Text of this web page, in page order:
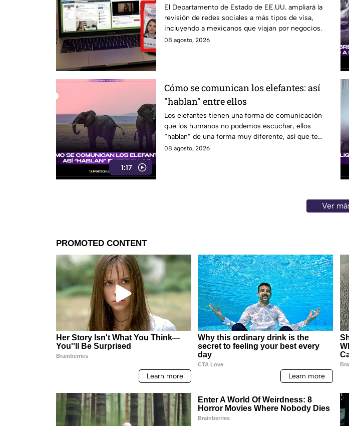
mexicanos que viaje a este país
El Departamento de Estado de EE.UU. ampliará la
revisión de redes sociales a más tipos de visa,
incluyendo a mexicanos que viajan por negocios.
08 agosto, 2026
1:17
Cómo se comunican los elefantes: así
"hablan" entre ellos
Los elefantes tienen una forma de comunicación
que los humanos no podemos escuchar, ellos
“hablan” de una forma muy diferente, así que te
invitamos a ver el video.
08 agosto, 2026
Ver